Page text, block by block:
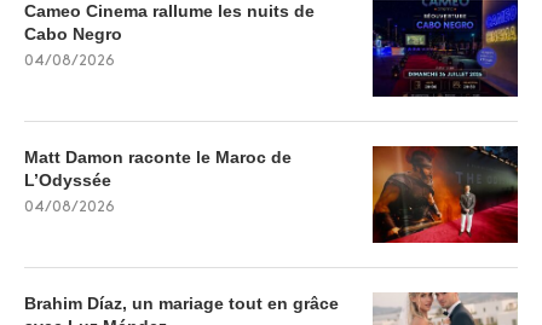
Cameo Cinema rallume les nuits de
Cabo Negro
04/08/2026
Matt Damon raconte le Maroc de
L’Odyssée
04/08/2026
Brahim Díaz, un mariage tout en grâce